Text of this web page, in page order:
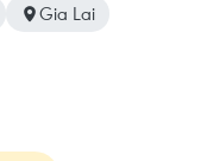
Gia Lai